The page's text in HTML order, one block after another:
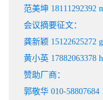
范美坤 18111292392
会议摘要征文：
龚新颖 15122625272
黄小英 17882063378
赞助厂商：
郭敬华 010-58807684